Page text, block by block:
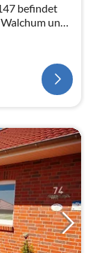
befindet
und
reichlich